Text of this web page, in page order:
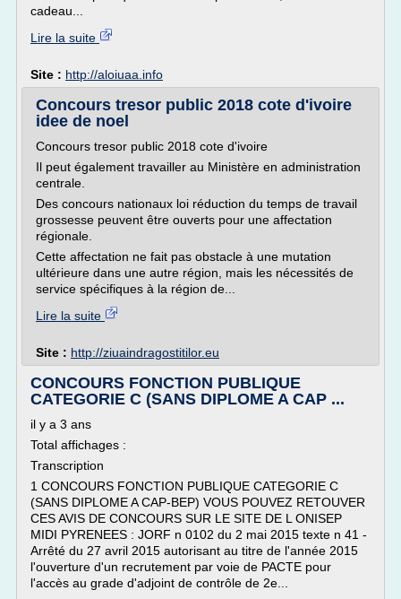
cadeau...
Lire la suite
Site : http://aloiuaa.info
Concours tresor public 2018 cote d'ivoire
idee de noel
Concours tresor public 2018 cote d'ivoire
Il peut également travailler au Ministère en administration
centrale.
Des concours nationaux loi réduction du temps de travail
grossesse peuvent être ouverts pour une affectation
régionale.
Cette affectation ne fait pas obstacle à une mutation
ultérieure dans une autre région, mais les nécessités de
service spécifiques à la région de...
Lire la suite
Site : http://ziuaindragostitilor.eu
CONCOURS FONCTION PUBLIQUE
CATEGORIE C (SANS DIPLOME A CAP ...
il y a 3 ans
Total affichages :
Transcription
1 CONCOURS FONCTION PUBLIQUE CATEGORIE C
(SANS DIPLOME A CAP-BEP) VOUS POUVEZ RETOUVER
CES AVIS DE CONCOURS SUR LE SITE DE L ONISEP
MIDI PYRENEES : JORF n 0102 du 2 mai 2015 texte n 41 -
Arrêté du 27 avril 2015 autorisant au titre de l'année 2015
l'ouverture d'un recrutement par voie de PACTE pour
l'accès au grade d'adjoint de contrôle de 2e...